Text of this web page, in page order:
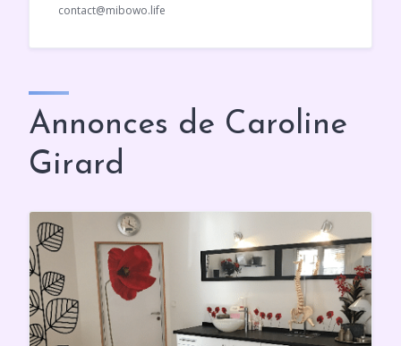
contact@mibowo.life
Annonces de Caroline
Girard